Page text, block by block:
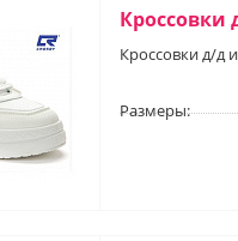
Кроссовки
Кроссовки д/д
Размеры: